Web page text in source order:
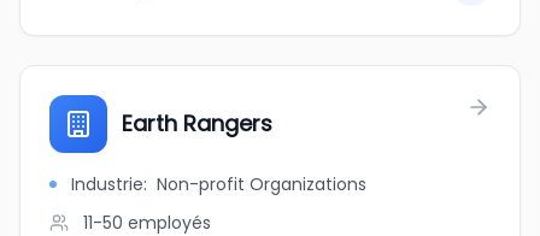
Earth Rangers
Industrie: Non-profit Organizations
11-50 employés